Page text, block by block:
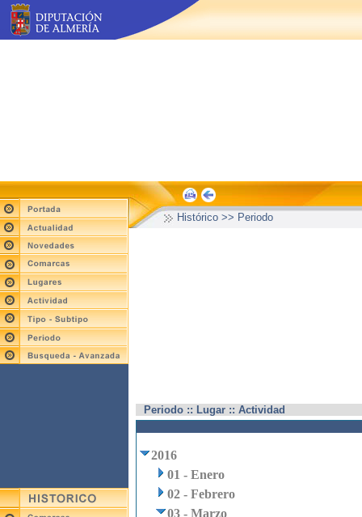
Histórico >> Periodo
Periodo :: Lugar :: Actividad
2016
01 - Enero
02 - Febrero
03 - Marzo